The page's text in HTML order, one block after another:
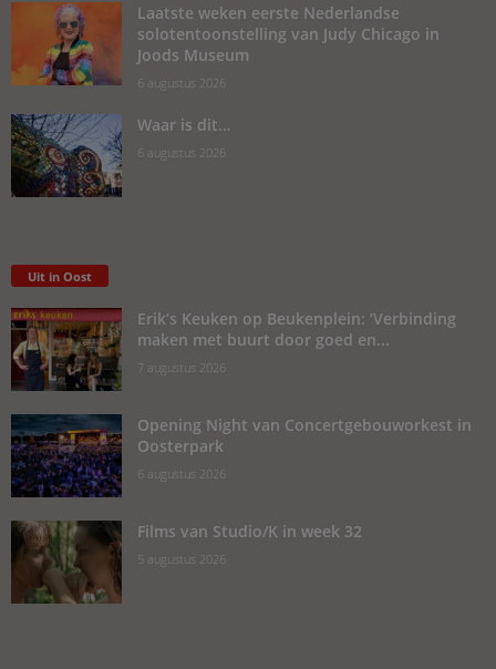
Laatste weken eerste Nederlandse
solotentoonstelling van Judy Chicago in
Joods Museum
6 augustus 2026
Waar is dit…
6 augustus 2026
Uit in Oost
Erik’s Keuken op Beukenplein: ‘Verbinding
maken met buurt door goed en...
7 augustus 2026
Opening Night van Concertgebouworkest in
Oosterpark
6 augustus 2026
Films van Studio/K in week 32
5 augustus 2026